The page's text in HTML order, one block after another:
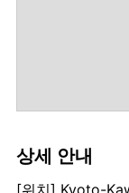
상세 안내
[위치] Kyoto-